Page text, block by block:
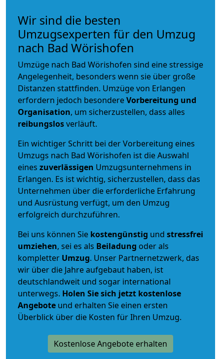
Wir sind die besten
Umzugsexperten für den Umzug
nach Bad Wörishofen
Umzüge nach Bad Wörishofen sind eine stressige
Angelegenheit, besonders wenn sie über große
Distanzen stattfinden. Umzüge von Erlangen
erfordern jedoch besondereVorbereitung und
Organisation, um sicherzustellen, dass alles
reibungslosverläuft.
Ein wichtiger Schritt bei der Vorbereitung eines
Umzugs nach Bad Wörishofen ist die Auswahl
eines zuverlässigen Umzugsunternehmens in
Erlangen. Es ist wichtig, sicherzustellen, dass das
Unternehmen über die erforderliche Erfahrung
und Ausrüstung verfügt, um den Umzug
erfolgreich durchzuführen.
Bei uns können Sie kostengünstig und stressfrei
umziehen, sei es als Beiladung oder als
kompletter Umzug. Unser Partnernetzwerk, das
wir über die Jahre aufgebaut haben, ist
deutschlandweit und sogar international
unterwegs. Holen Sie sich jetzt kostenlose
Angebote und erhalten Sie einen ersten
Überblick über die Kosten für Ihren Umzug.
Kostenlose Angebote erhalten